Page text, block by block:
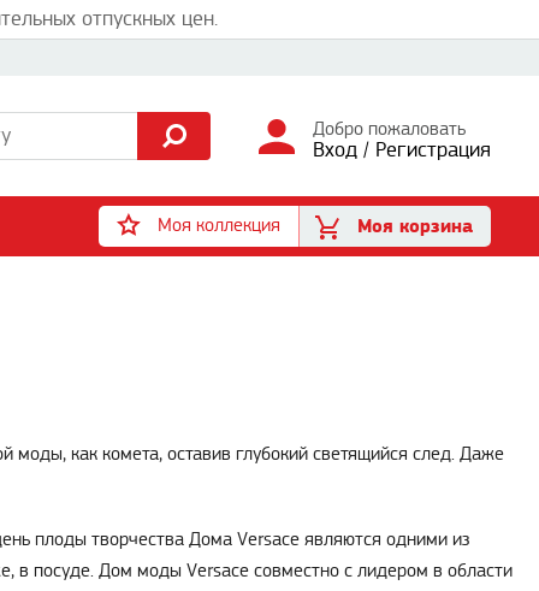
отпускных цен.
Добро пожаловать
Вход / Регистрация
Моя коллекция Моя корзина
как комета, оставив глубокий светящийся след. Даже
плоды творчества Дома Versace являются одними из
в посуде. Дом моды Versace совместно с лидером в области